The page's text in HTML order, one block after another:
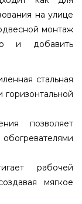
на улице
монтаж
и добавить
стальная
позволяет
рабочей
мягкое